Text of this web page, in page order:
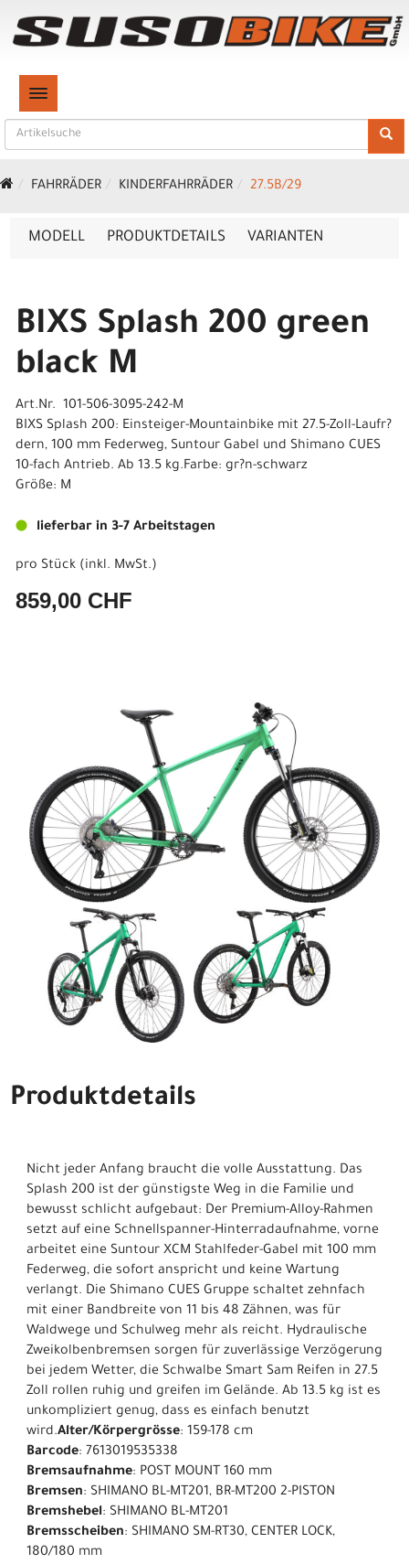
TOGGLE NAVIGATION
FAHRRÄDER KINDERFAHRRÄDER 27.5B/29
MODELL PRODUKTDETAILS VARIANTEN
BIXS Splash 200 green
black M
Art.Nr. 101-506-3095-242-M
BIXS Splash 200: Einsteiger-Mountainbike mit 27.5-Zoll-Laufr?
dern, 100 mm Federweg, Suntour Gabel und Shimano CUES
10-fach Antrieb. Ab 13.5 kg.Farbe: gr?n-schwarz
Größe: M
lieferbar in 3-7 Arbeitstagen
pro Stück (inkl. MwSt.)
859,00 CHF
Produktdetails
Nicht jeder Anfang braucht die volle Ausstattung. Das
Splash 200 ist der günstigste Weg in die Familie und
bewusst schlicht aufgebaut: Der Premium-Alloy-Rahmen
setzt auf eine Schnellspanner-Hinterradaufnahme, vorne
arbeitet eine Suntour XCM Stahlfeder-Gabel mit 100 mm
Federweg, die sofort anspricht und keine Wartung
verlangt. Die Shimano CUES Gruppe schaltet zehnfach
mit einer Bandbreite von 11 bis 48 Zähnen, was für
Waldwege und Schulweg mehr als reicht. Hydraulische
Zweikolbenbremsen sorgen für zuverlässige Verzögerung
bei jedem Wetter, die Schwalbe Smart Sam Reifen in 27.5
Zoll rollen ruhig und greifen im Gelände. Ab 13.5 kg ist es
unkompliziert genug, dass es einfach benutzt
wird.Alter/Körpergrösse: 159-178 cm
Barcode: 7613019535338
Bremsaufnahme: POST MOUNT 160 mm
Bremsen: SHIMANO BL-MT201, BR-MT200 2-PISTON
Bremshebel: SHIMANO BL-MT201
Bremsscheiben: SHIMANO SM-RT30, CENTER LOCK,
180/180 mm